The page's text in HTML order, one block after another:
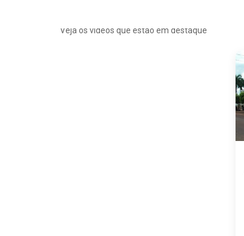
Veja os vídeos que estão em destaque